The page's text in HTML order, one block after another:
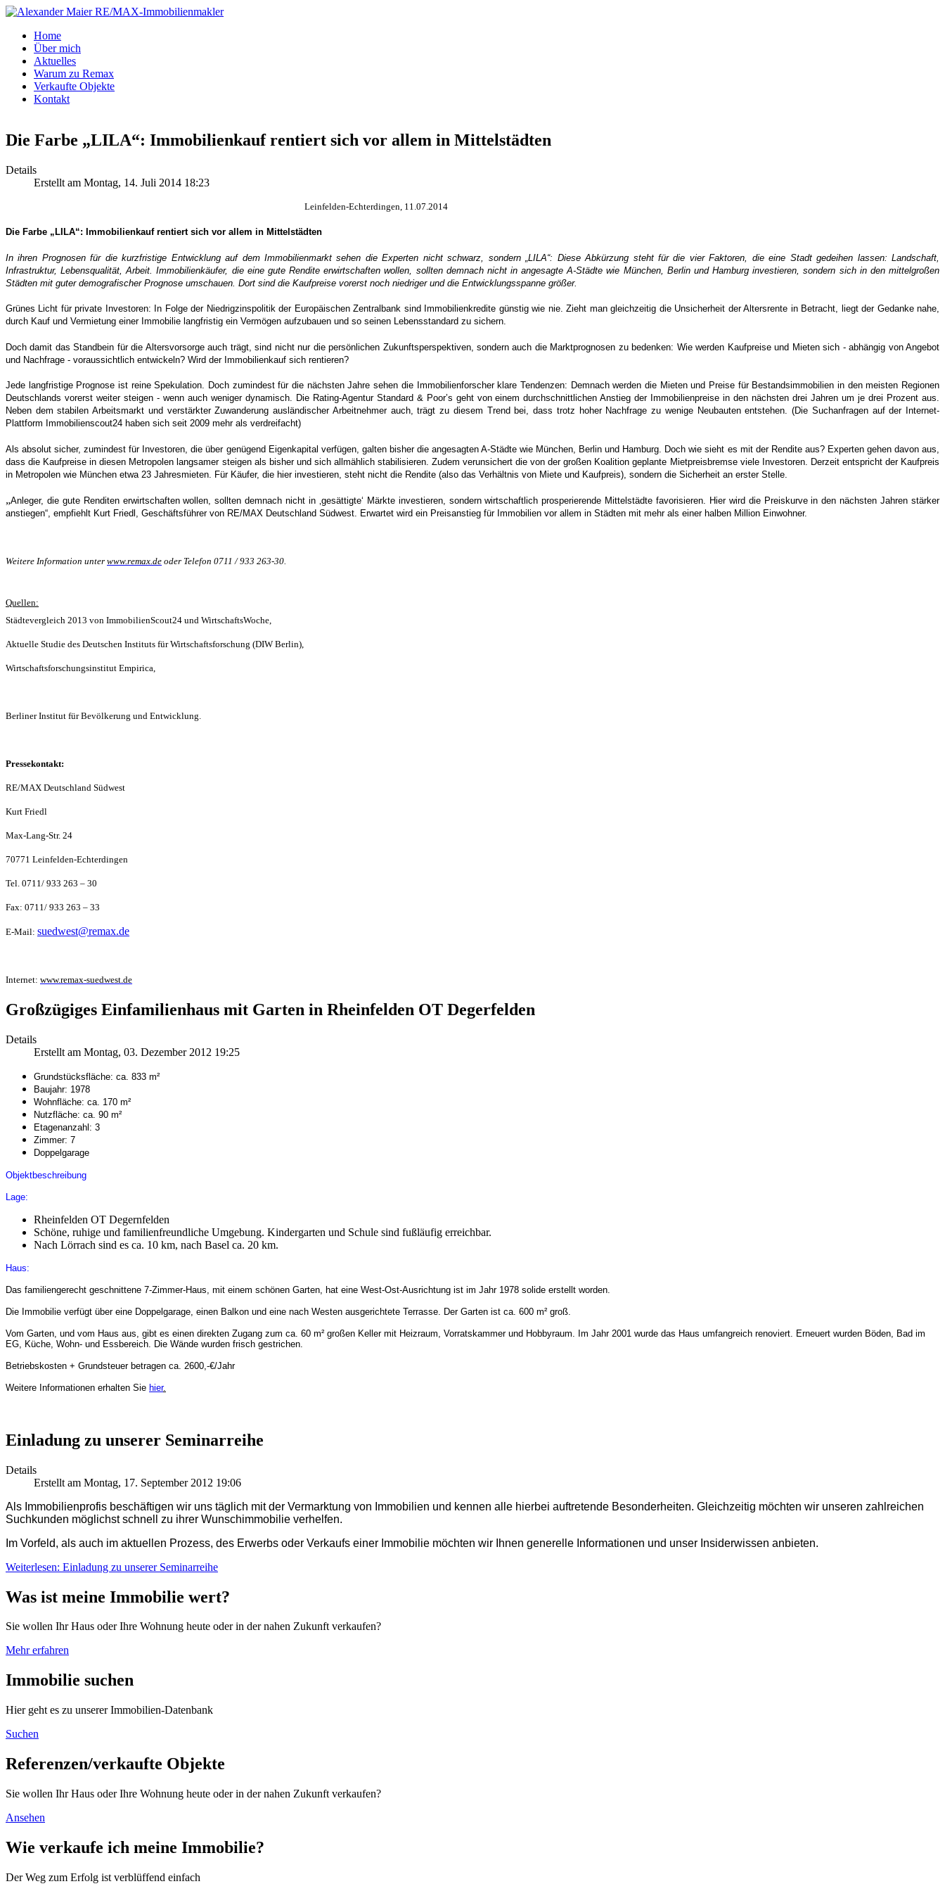
Home
Über mich
Aktuelles
Warum zu Remax
Verkaufte Objekte
Kontakt
Die Farbe „LILA“: Immobilienkauf rentiert sich vor allem in Mittelstädten
Details
Erstellt am Montag, 14. Juli 2014 18:23
Leinfelden-Echterdingen, 11.07.2014
Die Farbe „LILA“: Immobilienkauf rentiert sich vor allem in Mittelstädten
In ihren Prognosen für die kurzfristige Entwicklung auf dem Immobilienmarkt sehen die Experten nicht schwarz, sondern „LILA“: Diese Abkürzung steht für die vier Faktoren, die eine Stadt gedeihen lassen: Landschaft,
Infrastruktur, Lebensqualität, Arbeit. Immobilienkäufer, die eine gute Rendite erwirtschaften wollen, sollten demnach nicht in angesagte A-Städte wie München, Berlin und Hamburg investieren, sondern sich in den mittelgroßen
Städten mit guter demografischer Prognose umschauen. Dort sind die Kaufpreise vorerst noch niedriger und die Entwicklungsspanne größer.
Grünes Licht für private Investoren: In Folge der Niedrigzinspolitik der Europäischen Zentralbank sind Immobilienkredite günstig wie nie. Zieht man gleichzeitig die Unsicherheit der Altersrente in Betracht, liegt der Gedanke nahe,
durch Kauf und Vermietung einer Immobilie langfristig ein Vermögen aufzubauen und so seinen Lebensstandard zu sichern.
Doch damit das Standbein für die Altersvorsorge auch trägt, sind nicht nur die persönlichen Zukunftsperspektiven, sondern auch die Marktprognosen zu bedenken: Wie werden Kaufpreise und Mieten sich - abhängig von Angebot
und Nachfrage - voraussichtlich entwickeln? Wird der Immobilienkauf sich rentieren?
Jede langfristige Prognose ist reine Spekulation. Doch zumindest für die nächsten Jahre sehen die Immobilienforscher klare Tendenzen: Demnach werden die Mieten und Preise für Bestandsimmobilien in den meisten Regionen
Deutschlands vorerst weiter steigen - wenn auch weniger dynamisch. Die Rating-Agentur Standard & Poor’s geht von einem durchschnittlichen Anstieg der Immobilienpreise in den nächsten drei Jahren um je drei Prozent aus.
Neben dem stabilen Arbeitsmarkt und verstärkter Zuwanderung ausländischer Arbeitnehmer auch, trägt zu diesem Trend bei, dass trotz hoher Nachfrage zu wenige Neubauten entstehen. (Die Suchanfragen auf der Internet-
Plattform Immobilienscout24 haben sich seit 2009 mehr als verdreifacht)
Als absolut sicher, zumindest für Investoren, die über genügend Eigenkapital verfügen, galten bisher die angesagten A-Städte wie München, Berlin und Hamburg. Doch wie sieht es mit der Rendite aus? Experten gehen davon aus,
dass die Kaufpreise in diesen Metropolen langsamer steigen als bisher und sich allmählich stabilisieren. Zudem verunsichert die von der großen Koalition geplante Mietpreisbremse viele Investoren. Derzeit entspricht der Kaufpreis
in Metropolen wie München etwa 23 Jahresmieten. Für Käufer, die hier investieren, steht nicht die Rendite (also das Verhältnis von Miete und Kaufpreis), sondern die Sicherheit an erster Stelle.
„Anleger, die gute Renditen erwirtschaften wollen, sollten demnach nicht in ‚gesättigte‘ Märkte investieren, sondern wirtschaftlich prosperierende Mittelstädte favorisieren. Hier wird die Preiskurve in den nächsten Jahren stärker
anstiegen“, empfiehlt Kurt Friedl, Geschäftsführer von RE/MAX Deutschland Südwest. Erwartet wird ein Preisanstieg für Immobilien vor allem in Städten mit mehr als einer halben Million Einwohner.
Weitere Information unter www.remax.de oder Telefon 0711 / 933 263-30.
Quellen:
Städtevergleich 2013 von ImmobilienScout24 und WirtschaftsWoche,
Aktuelle Studie des Deutschen Instituts für Wirtschaftsforschung (DIW Berlin),
Wirtschaftsforschungsinstitut Empirica,
Berliner Institut für Bevölkerung und Entwicklung.
Pressekontakt:
RE/MAX Deutschland Südwest
Kurt Friedl
Max-Lang-Str. 24
70771 Leinfelden-Echterdingen
Tel. 0711/ 933 263 – 30
Fax: 0711/ 933 263 – 33
E-Mail: suedwest@remax.de
Internet: www.remax-suedwest.de
Großzügiges Einfamilienhaus mit Garten in Rheinfelden OT Degerfelden
Details
Erstellt am Montag, 03. Dezember 2012 19:25
Grundstücksfläche: ca. 833 m²
Baujahr: 1978
Wohnfläche: ca. 170 m²
Nutzfläche: ca. 90 m²
Etagenanzahl: 3
Zimmer: 7
Doppelgarage
Objektbeschreibung
Lage:
Rheinfelden OT Degernfelden
Schöne, ruhige und familienfreundliche Umgebung. Kindergarten und Schule sind fußläufig erreichbar.
Nach Lörrach sind es ca. 10 km, nach Basel ca. 20 km.
Haus:
Das familiengerecht geschnittene 7-Zimmer-Haus, mit einem schönen Garten, hat eine West-Ost-Ausrichtung ist im Jahr 1978 solide erstellt worden.
Die Immobilie verfügt über eine Doppelgarage, einen Balkon und eine nach Westen ausgerichtete Terrasse. Der Garten ist ca. 600 m² groß.
Vom Garten, und vom Haus aus, gibt es einen direkten Zugang zum ca. 60 m² großen Keller mit Heizraum, Vorratskammer und Hobbyraum. Im Jahr 2001 wurde das Haus umfangreich renoviert. Erneuert wurden Böden, Bad im
EG, Küche, Wohn- und Essbereich. Die Wände wurden frisch gestrichen.
Betriebskosten + Grundsteuer betragen ca. 2600,-€/Jahr
Weitere Informationen erhalten Sie hier.
Einladung zu unserer Seminarreihe
Details
Erstellt am Montag, 17. September 2012 19:06
Als Immobilienprofis beschäftigen wir uns täglich mit der Vermarktung von Immobilien und kennen alle hierbei auftretende Besonderheiten. Gleichzeitig möchten wir unseren zahlreichen
Suchkunden möglichst schnell zu ihrer Wunschimmobilie verhelfen.
Im Vorfeld, als auch im aktuellen Prozess, des Erwerbs oder Verkaufs einer Immobilie möchten wir Ihnen generelle Informationen und unser Insiderwissen anbieten.
Weiterlesen: Einladung zu unserer Seminarreihe
Was ist meine Immobilie wert?
Sie wollen Ihr Haus oder Ihre Wohnung heute oder in der nahen Zukunft verkaufen?
Mehr erfahren
Immobilie suchen
Hier geht es zu unserer Immobilien-Datenbank
Suchen
Referenzen/verkaufte Objekte
Sie wollen Ihr Haus oder Ihre Wohnung heute oder in der nahen Zukunft verkaufen?
Ansehen
Wie verkaufe ich meine Immobilie?
Der Weg zum Erfolg ist verblüffend einfach